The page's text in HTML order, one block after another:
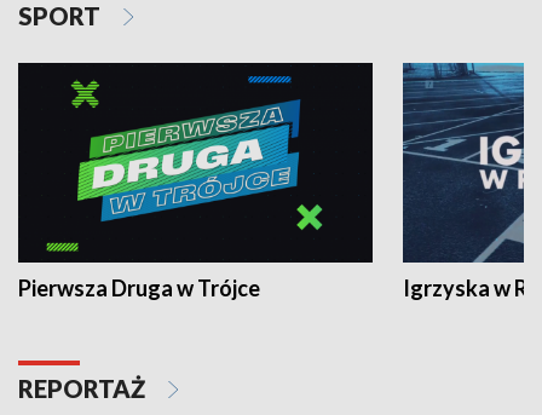
SPORT
Pierwsza Druga w Trójce Igrzyska w
REPORTAŻ